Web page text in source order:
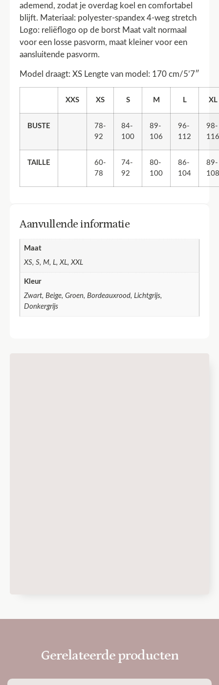
ademend, zodat je overdag koel en comfortabel
blijft. Materiaal: polyester-spandex 4-weg stretch
Logo: reliëflogo op de borst Maat valt normaal
voor een losse pasvorm, maat kleiner voor een
aansluitende pasvorm.
Model draagt: XS Lengte van model: 170 cm/5’7″
XXS XS S M L XL
BUSTE
78-
92
84-
100
89-
106
96-
112
98-
116
TAILLE
60-
78
74-
92
80-
100
86-
104
89-
108
Aanvullende informatie
Maat
XS, S, M, L, XL, XXL
Kleur
Zwart, Beige, Groen, Bordeauxrood, Lichtgrijs,
Donkergrijs
Gerelateerde producten